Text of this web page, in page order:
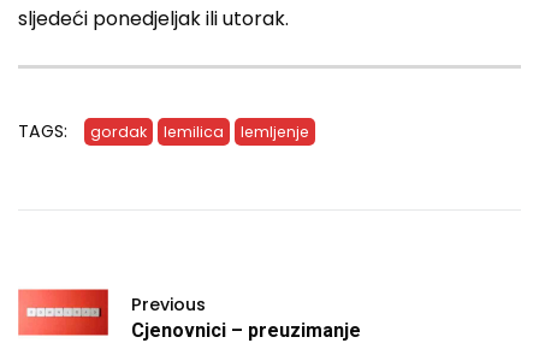
sljedeći ponedjeljak ili utorak.
TAGS: gordak lemilica lemljenje
Previous
Cjenovnici – preuzimanje